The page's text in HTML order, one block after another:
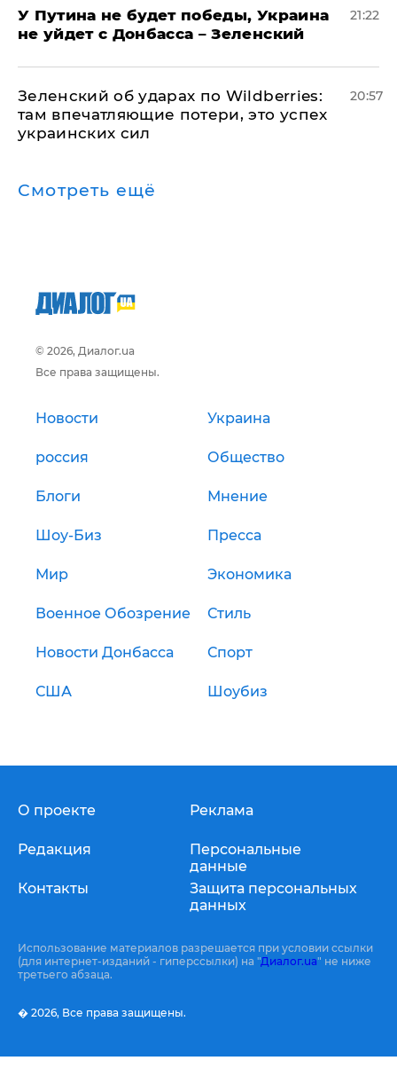
У Путина не будет победы, Украина
не уйдет с Донбасса – Зеленский
21:22
Зеленский об ударах по Wildberries:
там впечатляющие потери, это успех
украинских сил
20:57
Смотреть ещё
© 2026, Диалог.ua
Все права защищены.
Новости Украина
россия Общество
Блоги Мнение
Шоу-Биз Пресса
Мир Экономика
Военное Обозрение Стиль
Новости Донбасса Спорт
США Шоубиз
О проекте
Редакция
Контакты
Реклама
Персональные
данные
Защита персональных
данных
Использование материалов разрешается при условии ссылки
(для интернет-изданий - гиперссылки) на "Диалог.ua" не ниже
третьего абзаца.
� 2026, Все права защищены.